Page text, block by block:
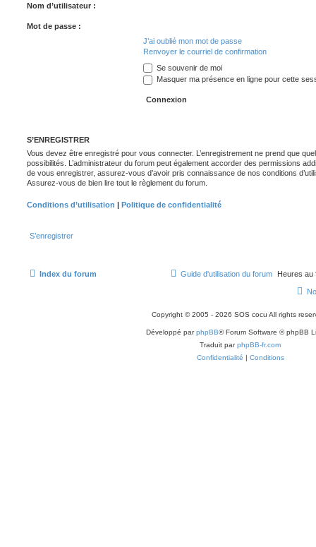
Nom d’utilisateur :
Mot de passe :
J’ai oublié mon mot de passe
Renvoyer le courriel de confirmation
Se souvenir de moi
Masquer ma présence en ligne pour cette
S’ENREGISTRER
Vous devez être enregistré pour vous connecter. L’enregistrement ne prend que
possibilités. L’administrateur du forum peut également accorder des permissions
de vous enregistrer, assurez-vous d’avoir pris connaissance de nos conditions
Assurez-vous de bien lire tout le règlement du forum.
Conditions d’utilisation | Politique de confidentialité
S’enregistrer
Index du forum Heures
Guide d'utilisation du forum
Copyright © 2005 - 2026 SOS cocu All rights
Développé parphpBB® Forum Software © phpBB
Traduit parphpBB-fr.com
Confidentialité | Conditions